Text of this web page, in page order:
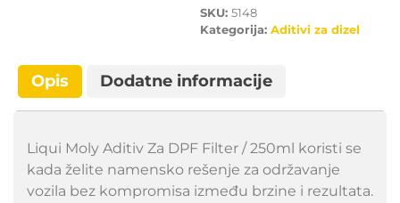
SKU: 5148
Kategorija: Aditivi za dizel
Opis Dodatne informacije
Liqui Moly Aditiv Za DPF Filter / 250ml koristi se
kada želite namensko rešenje za održavanje
vozila bez kompromisa između brzine i rezultata.